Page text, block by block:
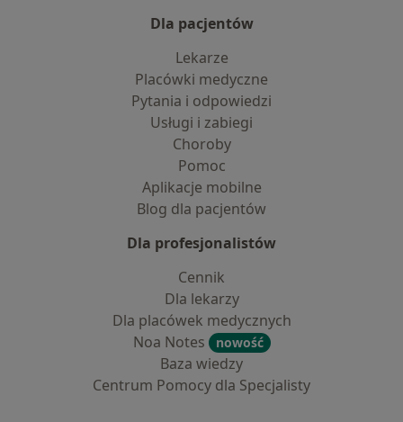
Dla pacjentów
Lekarze
Placówki medyczne
Pytania i odpowiedzi
Usługi i zabiegi
Choroby
Pomoc
Aplikacje mobilne
Blog dla pacjentów
Dla profesjonalistów
Cennik
Dla lekarzy
Dla placówek medycznych
Noa Notes
nowość
Baza wiedzy
Centrum Pomocy dla Specjalisty